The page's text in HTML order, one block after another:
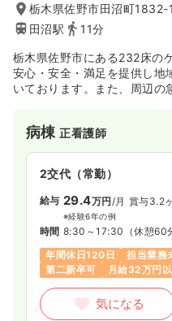
栃木県佐野市田沼町1832-1
田沼駅
11分
栃木県佐野市にある232床の
安心・安全・満足を提供し地
いております。また、周辺の
病棟正看護師
2交代（常勤）
給与 29.4万円 /月 賞与3.2
※経験6年の例
時間 8:30～17:30 （休憩60
年間休日120日
担当業務
第二新卒可
月給32万円
気になる